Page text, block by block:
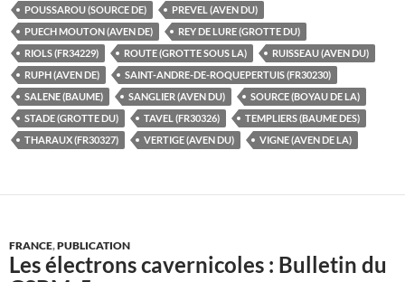
POUSSAROU (SOURCE DE)
PREVEL (AVEN DU)
PUECH MOUTON (AVEN DE)
REY DE LURE (GROTTE DU)
RIOLS (FR34229)
ROUTE (GROTTE SOUS LA)
RUISSEAU (AVEN DU)
RUPH (AVEN DE)
SAINT-ANDRE-DE-ROQUEPERTUIS (FR30230)
SALENE (BAUME)
SANGLIER (AVEN DU)
SOURCE (BOYAU DE LA)
STADE (GROTTE DU)
TAVEL (FR30326)
TEMPLIERS (BAUME DES)
THARAUX (FR30327)
VERTIGE (AVEN DU) VIGNE (AVEN DE LA)
FRANCE,PUBLICATION
Les électrons cavernicoles : Bulletin du